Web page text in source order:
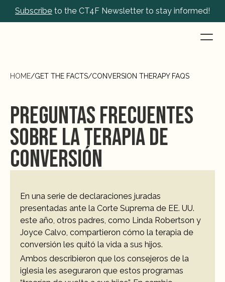
Subscribe to the CT4F Newsletter to stay informed!
HOME/GET THE FACTS/CONVERSION THERAPY FAQS
Preguntas frecuentes
sobre la terapia de
conversión
En una serie de declaraciones juradas
presentadas ante la Corte Suprema de EE. UU.
este año, otros padres, como Linda Robertson y
Joyce Calvo, compartieron cómo la terapia de
conversión les quitó la vida a sus hijos.
Ambos describieron que los consejeros de la
iglesia les aseguraron que estos programas